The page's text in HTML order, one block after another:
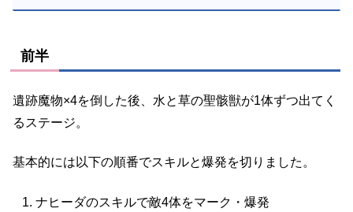
前半
遺跡魔物×4を倒した後、水と草の聖骸獣が1体ずつ出てく
るステージ。
基本的には以下の順番でスキルと爆発を切りました。
ナヒーダのスキルで敵4体をマーク・爆発